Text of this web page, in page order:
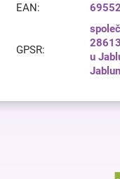
EAN:
GPSR:
u
Z